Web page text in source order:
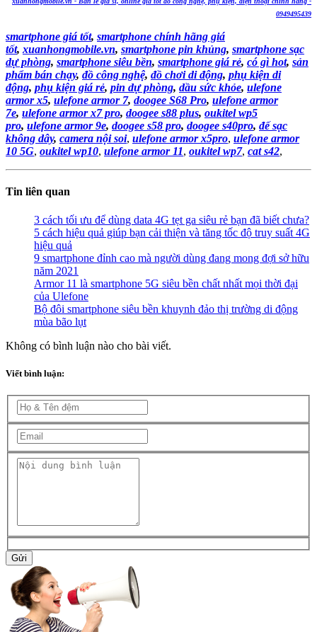
0949495439
smartphone giá tốt, smartphone chính hãng giá
tốt, xuanhongmobile.vn, smartphone pin khủng, smartphone sạc
dự phòng, smartphone siêu bền, smartphone giá rẻ, có gì hot, sản
phẩm bán chạy, đồ công nghệ, đồ chơi di động, phụ kiện di
động, phụ kiện giá rẻ, pin dự phòng, dầu sức khỏe, ulefone
armor x5, ulefone armor 7, doogee S68 Pro, ulefone armor
7e, ulefone armor x7 pro, doogee s88 plus, oukitel wp5
pro, ulefone armor 9e, doogee s58 pro, doogee s40pro, đế sạc
không dây, camera nội soi, ulefone armor x5pro, ulefone armor
10 5G, oukitel wp10, ulefone armor 11, oukitel wp7, cat s42,
Tin liên quan
3 cách tối ưu để dùng data 4G tẹt ga siêu rẻ bạn đã biết chưa?
5 cách hiệu quả giúp bạn cải thiện và tăng tốc độ truy suất 4G
hiệu quả
9 smartphone đỉnh cao mà người dùng đang mong đợi sở hữu
năm 2021
Armor 11 là smartphone 5G siêu bền chất nhất mọi thời đại
của Ulefone
Bộ đôi smartphone siêu bền khuynh đảo thị trường di động
mùa bão lụt
Không có bình luận nào cho bài viết.
Viết bình luận:
Gửi